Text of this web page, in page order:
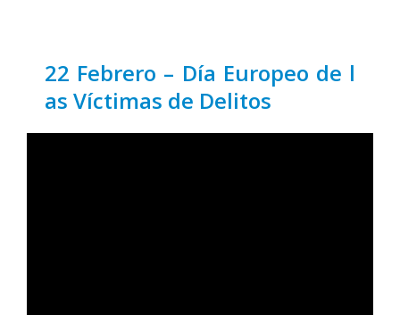
22 Febrero – Día Europeo de l
as Víctimas de Delitos